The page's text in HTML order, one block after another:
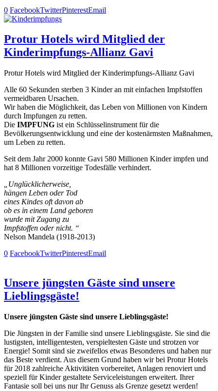
0 FacebookTwitterPinterestEmail
Protur Hotels wird Mitglied der
Kinderimpfungs-Allianz Gavi
Protur Hotels wird Mitglied der Kinderimpfungs-Allianz Gavi
Alle 60 Sekunden sterben 3 Kinder an mit einfachen Impfstoffen
vermeidbaren Ursachen.
Wir haben die Möglichkeit, das Leben von Millionen von Kindern
durch Impfungen zu retten.
Die IMPFUNG ist ein Schlüsselinstrument für die
Bevölkerungsentwicklung und eine der kostenärmsten Maßnahmen,
um Leben zu retten.
Seit dem Jahr 2000 konnte Gavi 580 Millionen Kinder impfen und
hat 8 Millionen vorzeitige Todesfälle verhindert.
„Unglücklicherweise,
hängen Leben oder Tod
eines Kindes oft davon ab
ob es in einem Land geboren
wurde mit Zugang zu
Impfstoffen oder nicht. “
Nelson Mandela (1918-2013)
0 FacebookTwitterPinterestEmail
Unsere jüngsten Gäste sind unsere
Lieblingsgäste!
Unsere jüngsten Gäste sind unsere Lieblingsgäste!
Die Jüngsten in der Familie sind unsere Lieblingsgäste. Sie sind die
lustigsten, intelligentesten, verspieltesten Gäste und strotzen vor
Energie! Somit sind sie zweifellos etwas Besonderes und haben nur
das Beste verdient. Aus diesem Grund haben wir bei Protur Hotels
für 2018 zahlreiche Aktivitäten vorbereitet, Anlagen renoviert und
speziell für Kinder gestaltete Serviceleistungen erweitert. Ihrer
Fantasie soll bei uns nur Ihr Genuss als Grenze gesetzt werden!